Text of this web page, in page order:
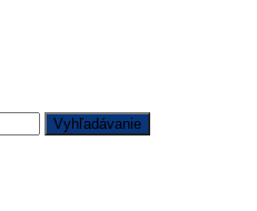
Vyhľadávanie